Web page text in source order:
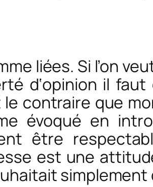
liées. Si l’on
d‘opinion il
contraire que
évoqué en
être
est une
simplement